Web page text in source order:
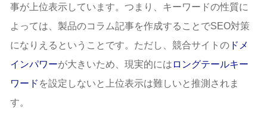
事が上位表示しています。つまり、キーワードの性質に
よっては、製品のコラム記事を作成することでSEO対策
になりえるということです。ただし、競合サイトの ドメ
インパワーが大きいため、現実的には ロングテールキー
ワード を設定しないと上位表示は難しいと推測されま
す。